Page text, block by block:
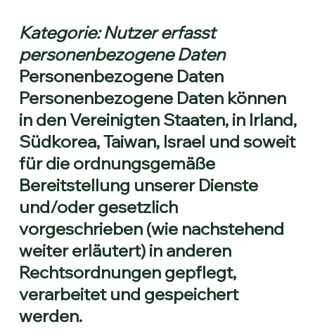
Kategorie: Nutzer erfasst
personenbezogene Daten
Personenbezogene Daten
Personenbezogene Daten können
in den Vereinigten Staaten, in Irland,
Südkorea, Taiwan, Israel und soweit
für die ordnungsgemäße
Bereitstellung unserer Dienste
und/oder gesetzlich
vorgeschrieben (wie nachstehend
weiter erläutert) in anderen
Rechtsordnungen gepflegt,
verarbeitet und gespeichert
werden.